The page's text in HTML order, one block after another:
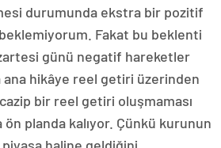
durumunda ekstra bir pozitif
Fakat bu beklenti
günü negatif hareketler
hikâye reel getiri üzerinden
bir reel getiri oluşmaması
planda kalıyor. Çünkü kurunun